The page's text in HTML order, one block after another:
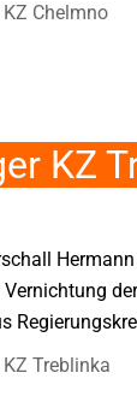
Chelmno
KZ
Treblinka